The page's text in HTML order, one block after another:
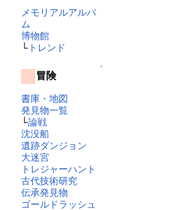
メモリアルアルバ
ム
博物館
└トレンド
↑
冒険
書庫・地図
発見物一覧
└論戦
沈没船
遺跡ダンジョン
大迷宮
トレジャーハント
古代技術研究
伝承発見物
ゴールドラッシュ